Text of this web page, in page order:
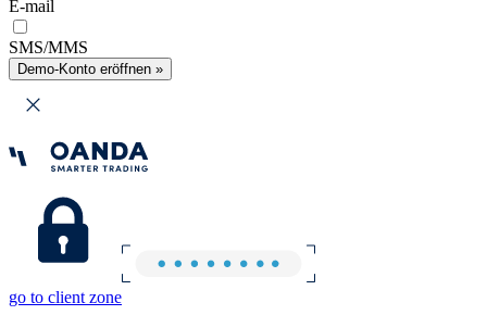
E-mail
SMS/MMS
Demo-Konto eröffnen »
go to client zone